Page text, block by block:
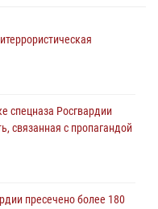
спецназа Росгвардии
связанная с пропагандой
пресечено более 180